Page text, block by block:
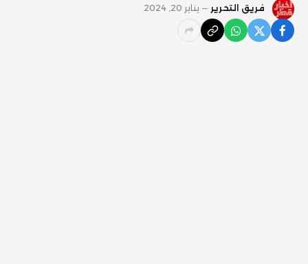
فريق التحرير يناير 20, 2024